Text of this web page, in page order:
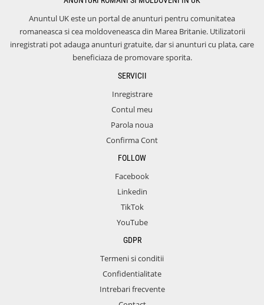
Anuntul UK este un portal de anunturi pentru comunitatea
romaneasca si cea moldoveneasca din Marea Britanie. Utilizatorii
inregistrati pot adauga anunturi gratuite, dar si anunturi cu plata, care
beneficiaza de promovare sporita.
SERVICII
Inregistrare
Contul meu
Parola noua
Confirma Cont
FOLLOW
Facebook
Linkedin
TikTok
YouTube
GDPR
Termeni si conditii
Confidentialitate
Intrebari frecvente